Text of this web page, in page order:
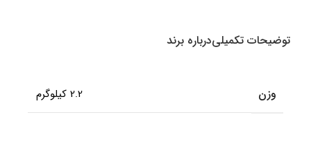
توضیحات تکمیلیدرباره برند
وزن 2.2 کیلوگرم